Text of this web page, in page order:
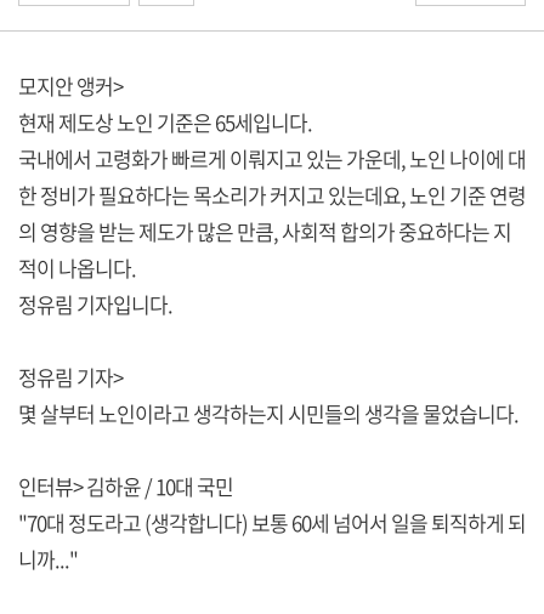
모지안 앵커>
현재 제도상 노인 기준은 65세입니다.
국내에서 고령화가 빠르게 이뤄지고 있는 가운데, 노인 나이에 대
한 정비가 필요하다는 목소리가 커지고 있는데요, 노인 기준 연령
의 영향을 받는 제도가 많은 만큼, 사회적 합의가 중요하다는 지
적이 나옵니다.
정유림 기자입니다.
정유림 기자>
몇 살부터 노인이라고 생각하는지 시민들의 생각을 물었습니다.
인터뷰> 김하윤 / 10대 국민
"70대 정도라고 (생각합니다) 보통 60세 넘어서 일을 퇴직하게 되
니까..."